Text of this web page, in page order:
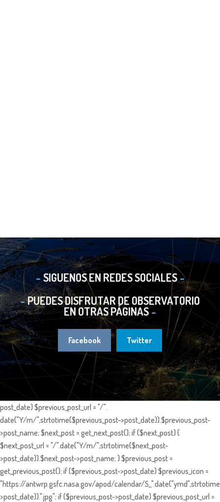
SIGUENOS EN REDES SOCIALES
PUEDES DISFRUTAR DE OBSERVATORIO
EN OTRAS PÁGINAS
Facebook Twitter
post_date) $previous_post_url = "/".
date("Y/m/",strtotime($previous_post->post_date)).$previous_post-
>post_name; $next_post = get_next_post(); if ($next_post) {
$next_post_url = "/".date("Y/m/",strtotime($next_post-
>post_date)).$next_post->post_name; } $previous_post =
get_previous_post(); if ($previous_post->post_date) $previous_icon =
"https://antwrp.gsfc.nasa.gov/apod/calendar/
>post_date)).".jpg"; if ($previous_post->post_date) $previous_post_url =